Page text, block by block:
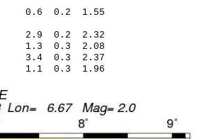
0.6 0.2 1.55
2.9 0.2 2.32
1.3 0.3 2.08
3.4 0.3 2.37
1.1 0.3 1.96